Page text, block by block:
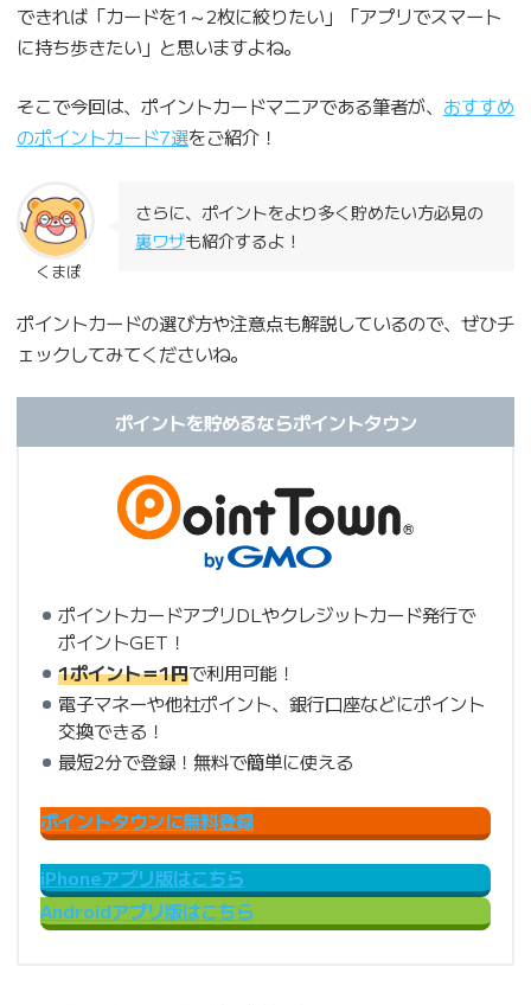
できれば「カードを1～2枚に絞りたい」「アプリでスマート
に持ち歩きたい」と思いますよね。
そこで今回は、ポイントカードマニアである筆者が、 おすすめ
のポイントカード7選をご紹介！
くまぽ
さらに、ポイントをより多く貯めたい方必見の
裏ワザも紹介するよ！
ポイントカードの選び方や注意点も解説しているので、ぜひチ
ェックしてみてくださいね。
ポイントを貯めるならポイントタウン
ポイントカードアプリDLやクレジットカード発行で
ポイントGET！
1ポイント＝1円で利用可能！
電子マネーや他社ポイント、銀行口座などにポイント
交換できる！
最短2分で登録！無料で簡単に使える
ポイントタウンに無料登録
iPhoneアプリ版はこちら
Androidアプリ版はこちら